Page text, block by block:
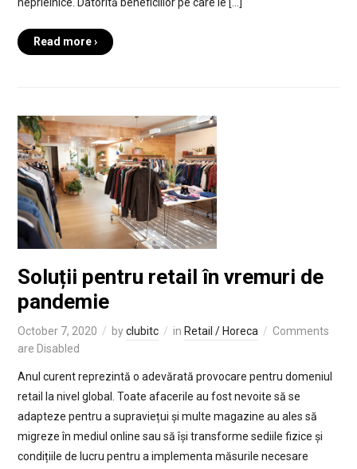
Read more ›
Soluții pentru retail în vremuri de
pandemie
October 7, 2020 byclubitc in Retail / Horeca
Comments
are Disabled
Anul curent reprezintă o adevărată provocare pentru domeniul
retail la nivel global. Toate afacerile au fost nevoite să se
adapteze pentru a supraviețui și multe magazine au ales să
migreze în mediul online sau să își transforme sediile fizice și
condițiile de lucru pentru a implementa măsurile necesare